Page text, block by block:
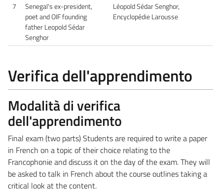
7
Senegal's ex-president,
poet and OIF founding
father Leopold Sédar
Senghor
Léopold Sédar Senghor,
Encyclopédie Larousse
Verifica dell'apprendimento
Modalità di verifica
dell'apprendimento
Final exam (two parts) Students are required to write a paper
in French on a topic of their choice relating to the
Francophonie and discuss it on the day of the exam. They will
be asked to talk in French about the course outlines taking a
critical look at the content.